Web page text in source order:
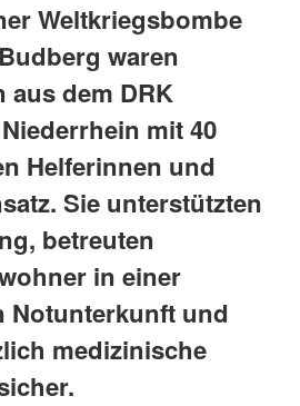
Weltkriegsbombe
waren
aus dem DRK
mit 40
Helferinnen und
Sie unterstützten
betreuten
in einer
Notunterkunft und
medizinische